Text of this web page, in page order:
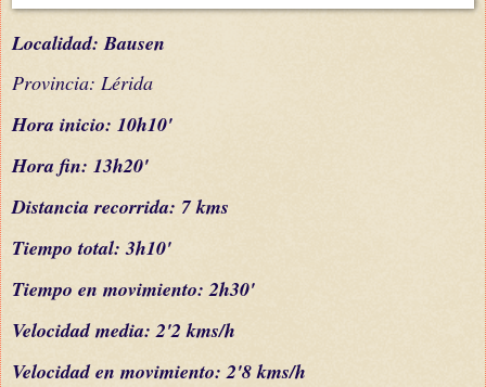
Localidad: Bausen
Provincia: Lérida
Hora inicio: 10h10'
Hora fin: 13h20'
Distancia recorrida: 7 kms
Tiempo total: 3h10'
Tiempo en movimiento: 2h30'
Velocidad media: 2'2 kms/h
Velocidad en movimiento: 2'8 kms/h